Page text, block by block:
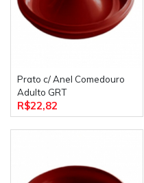
Prato c/ Anel Comedouro
Adulto GRT
R$22,82